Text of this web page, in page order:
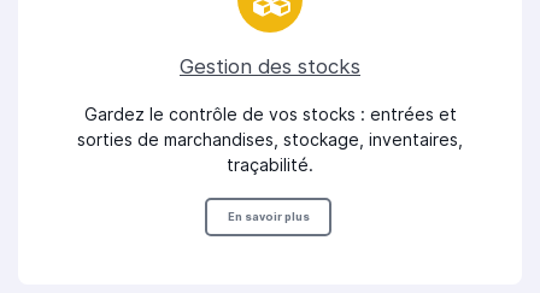
Gestion des stocks
Gardez le contrôle de vos stocks : entrées et
sorties de marchandises, stockage, inventaires,
traçabilité.
En savoir plus